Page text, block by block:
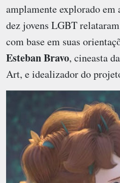
amplamente explorado em
dez jovens LGBT
com base em suas
Esteban Bravo, cineasta
Art, e idealizador do